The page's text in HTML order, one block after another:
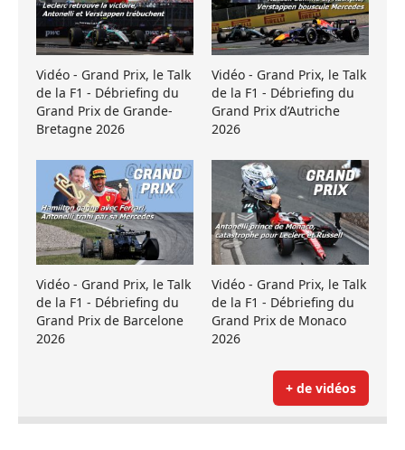
Vidéo - Grand Prix, le Talk
de la F1 - Débriefing du
Grand Prix de Grande-
Bretagne 2026
Vidéo - Grand Prix, le Talk
de la F1 - Débriefing du
Grand Prix d’Autriche
2026
Vidéo - Grand Prix, le Talk
de la F1 - Débriefing du
Grand Prix de Barcelone
2026
Vidéo - Grand Prix, le Talk
de la F1 - Débriefing du
Grand Prix de Monaco
2026
+ de vidéos